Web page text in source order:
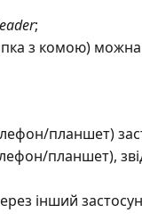
;
з комою) можна
планшет)
планшет),
інший